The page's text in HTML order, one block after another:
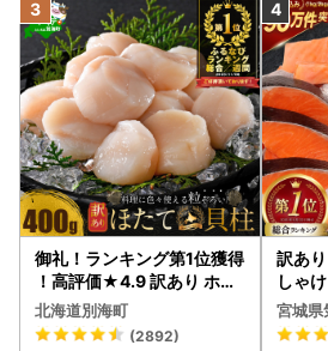
御礼！ランキング第1位獲得
！高評価★4.9 訳あり ホタ
テ 400g（ほたて 帆立 貝柱
冷凍 ）
北海道別海町
(2892)
訳あり
しゃ
宮城県